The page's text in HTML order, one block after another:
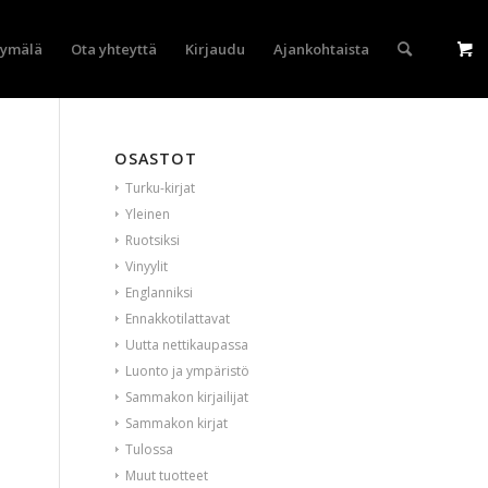
Ota yhteyttä Kirjaudu Ajankohtaista
OSASTOT
Turku-kirjat
Yleinen
Ruotsiksi
Vinyylit
Englanniksi
Ennakkotilattavat
Uutta nettikaupassa
Luonto ja ympäristö
Sammakon kirjailijat
Sammakon kirjat
Tulossa
Muut tuotteet